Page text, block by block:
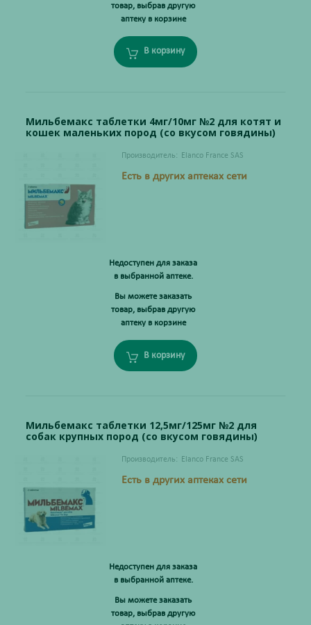
товар, выбрав другую
аптеку в корзине
В корзину
Мильбемакс таблетки 4мг/10мг №2 для котят и
кошек маленьких пород (со вкусом говядины)
Производитель: Elanco France SAS
Есть в других аптеках сети
Недоступен для заказа
в выбранной аптеке.
Вы можете заказать
товар, выбрав другую
аптеку в корзине
В корзину
Мильбемакс таблетки 12,5мг/125мг №2 для
собак крупных пород (со вкусом говядины)
Производитель: Elanco France SAS
Есть в других аптеках сети
Недоступен для заказа
в выбранной аптеке.
Вы можете заказать
товар, выбрав другую